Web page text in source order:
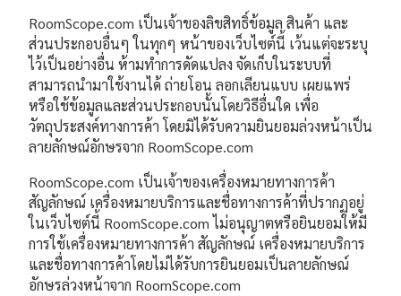
RoomScope.com เป็นเจ้าของลิขสิทธิ์ข้อมูล สินค้า และ
ส่วนประกอบอื่นๆ ในทุกๆ หน้าของเว็บไซต์นี้ เว้นแต่จะระบุ
ไว้เป็นอย่างอื่น ห้ามทำการดัดแปลง จัดเก็บในระบบที่
สามารถนำมาใช้งานได้ ถ่ายโอน ลอกเลียนแบบ เผยแพร่
หรือใช้ข้อมูลและส่วนประกอบนั้นโดยวิธีอื่นใด เพื่อ
วัตถุประสงค์ทางการค้า โดยมิได้รับความยินยอมล่วงหน้าเป็น
ลายลักษณ์อักษรจาก RoomScope.com
RoomScope.com เป็นเจ้าของเครื่องหมายทางการค้า
สัญลักษณ์ เครื่องหมายบริการและชื่อทางการค้าที่ปรากฏอยู่
ในเว็บไซต์นี้ RoomScope.com ไม่อนุญาตหรือยินยอมให้มี
การใช้เครื่องหมายทางการค้า สัญลักษณ์ เครื่องหมายบริการ
และชื่อทางการค้าโดยไม่ได้รับการยินยอมเป็นลายลักษณ์
อักษรล่วงหน้าจาก RoomScope.com